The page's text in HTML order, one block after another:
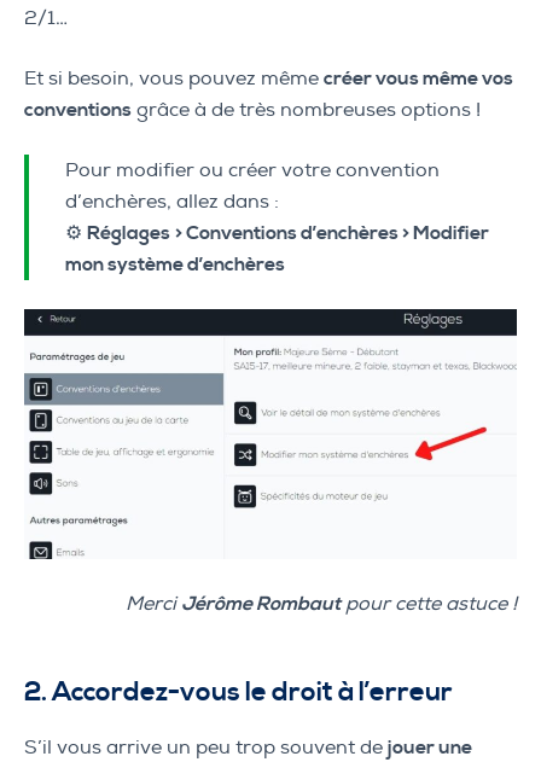
2/1…
Et si besoin, vous pouvez même créer vous même vos
conventions grâce à de très nombreuses options !
Pour modifier ou créer votre convention
d’enchères, allez dans :
⚙️ Réglages > Conventions d’enchères > Modifier
mon système d’enchères
MerciJérôme Rombautpour cette astuce !
2. Accordez-vous le droit à l’erreur
S’il vous arrive un peu trop souvent de jouer une